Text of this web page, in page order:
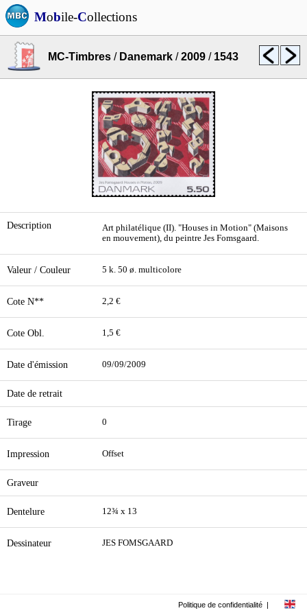
Mobile-Collections
MC-Timbres / Danemark /2009 / 1543
Description
Art philatélique (II). "Houses in Motion" (Maisons
en mouvement), du peintre Jes Fomsgaard.
Valeur / Couleur 5 k. 50 ø. multicolore
Cote N** 2,2 €
Cote Obl. 1,5 €
Date d'émission 09/09/2009
Date de retrait
Tirage 0
Impression Offset
Graveur
Dentelure 12¾ x 13
Dessinateur JES FOMSGAARD
Politique de confidentialité |